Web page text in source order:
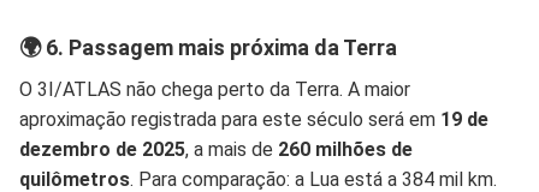
🌍 6. Passagem mais próxima da Terra
O 3I/ATLAS não chega perto da Terra. A maior
aproximação registrada para este século será em 19 de
dezembro de 2025, a mais de 260 milhões de
quilômetros. Para comparação: a Lua está a 384 mil km.